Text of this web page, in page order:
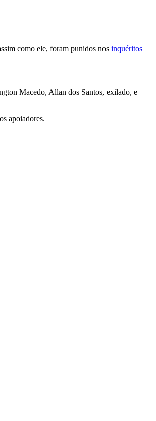
como ele, foram punidos nos inquéritos
Macedo, Allan dos Santos, exilado, e
apoiadores.